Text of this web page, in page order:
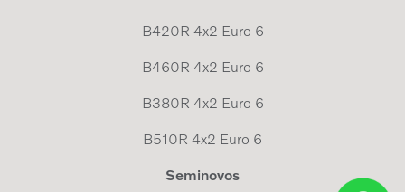
B420R 4x2 Euro 6
B460R 4x2 Euro 6
B380R 4x2 Euro 6
B510R 4x2 Euro 6
Seminovos